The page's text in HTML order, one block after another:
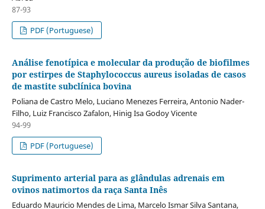
87-93
PDF (Portuguese)
Análise fenotípica e molecular da produção de biofilmes
por estirpes de Staphylococcus aureus isoladas de casos
de mastite subclínica bovina
Poliana de Castro Melo, Luciano Menezes Ferreira, Antonio Nader-
Filho, Luiz Francisco Zafalon, Hinig Isa Godoy Vicente
94-99
PDF (Portuguese)
Suprimento arterial para as glândulas adrenais em
ovinos natimortos da raça Santa Inês
Eduardo Mauricio Mendes de Lima, Marcelo Ismar Silva Santana,